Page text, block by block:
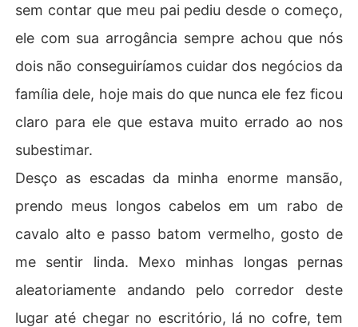
sem contar que meu pai pediu desde o começo,
ele com sua arrogância sempre achou que nós
dois não conseguiríamos cuidar dos negócios da
família dele, hoje mais do que nunca ele fez ficou
claro para ele que estava muito errado ao nos
subestimar.
Desço as escadas da minha enorme mansão,
prendo meus longos cabelos em um rabo de
cavalo alto e passo batom vermelho, gosto de
me sentir linda. Mexo minhas longas pernas
aleatoriamente andando pelo corredor deste
lugar até chegar no escritório, lá no cofre, tem